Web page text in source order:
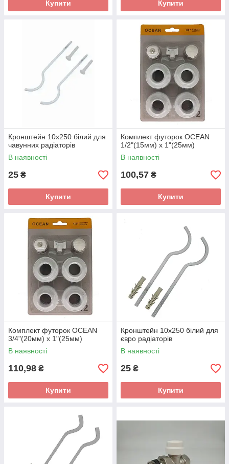
Купити Купити
Кронштейн 10х250 білий для
чавунних радіаторів
В наявності
25 ₴
Купити
Комплект футорок OCEAN
1/2"(15мм) х 1"(25мм)
В наявності
100,57 ₴
Купити
Комплект футорок OCEAN
3/4"(20мм) х 1"(25мм)
В наявності
110,98 ₴
Купити
Кронштейн 10х250 білий для
євро радіаторів
В наявності
25 ₴
Купити